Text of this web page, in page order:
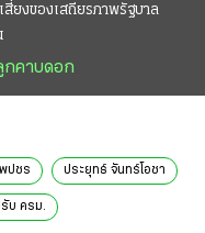
สี่ยงของเสถียรภาพรัฐบาล
กคาบดอก
ปชร ประยุทธ์ จันทร์โอชา
บ ครม.